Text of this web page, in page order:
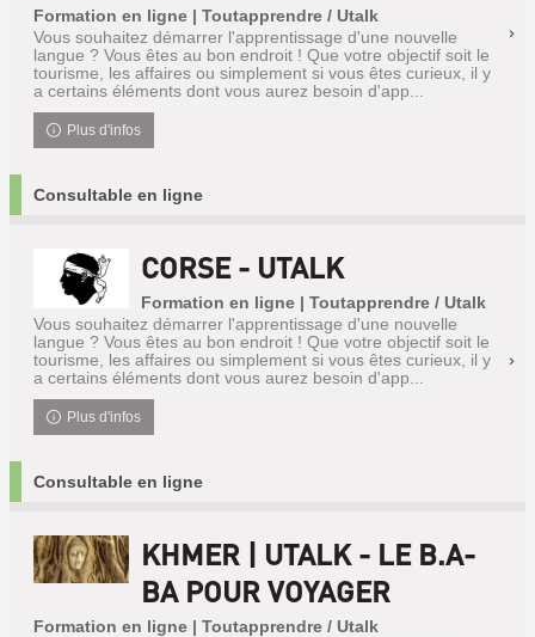
Formation en ligne | Toutapprendre / Utalk
Vous souhaitez démarrer l'apprentissage d'une nouvelle
langue ? Vous êtes au bon endroit ! Que votre objectif soit le
tourisme, les affaires ou simplement si vous êtes curieux, il y
a certains éléments dont vous aurez besoin d'app...
Plus d'infos
Consultable en ligne
CORSE - UTALK
Formation en ligne | Toutapprendre / Utalk
Vous souhaitez démarrer l'apprentissage d'une nouvelle
langue ? Vous êtes au bon endroit ! Que votre objectif soit le
tourisme, les affaires ou simplement si vous êtes curieux, il y
a certains éléments dont vous aurez besoin d'app...
Plus d'infos
Consultable en ligne
KHMER | UTALK - LE B.A-
BA POUR VOYAGER
Formation en ligne | Toutapprendre / Utalk